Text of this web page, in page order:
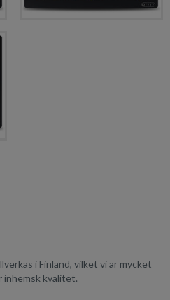
i Finland, vilket vi är mycket
inhemsk kvalitet.